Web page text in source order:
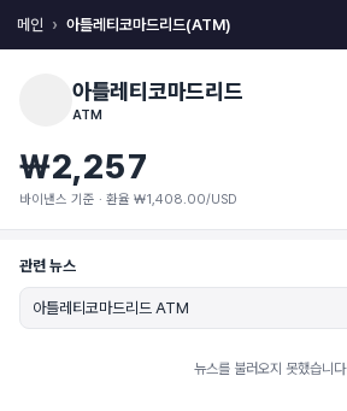
메인 아틀레티코마드리드(ATM)
아틀레티코마드리드
ATM
₩2,257
바이낸스 기준 · 환율 ₩1,408.00/USD
관련 뉴스
뉴스를 불러오지 못했습니다